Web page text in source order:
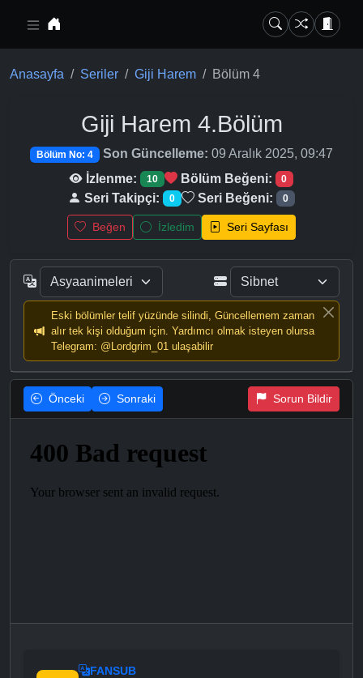
Anasayfa Seriler Giji Harem Bölüm 4
Giji Harem 4.Bölüm
Bölüm No: 4 Son Güncelleme: 09 Aralık 2025, 09:47
İzlenme:
10 Bölüm Beğeni: 0
Seri Takipçi: 0 Seri Beğeni: 0
Beğen İzledim Seri Sayfası
Eski bölümler telif yüzünde silindi, Güncellemem zaman
alır tek kişi olduğum için. Yardımcı olmak isteyen olursa
Telegram: @Lordgrim_01 ulaşabilir
Önceki Sonraki Sorun Bildir
FANSUB